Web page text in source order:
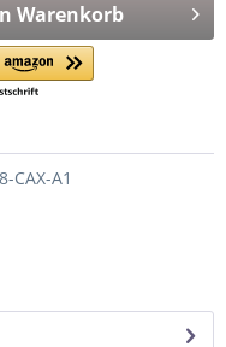
Warenkorb
CAX-A1